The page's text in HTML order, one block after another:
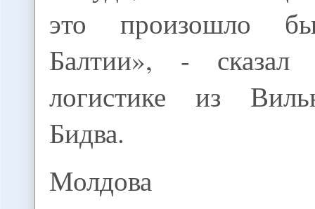
это произошло
Балтии», - сказал
логистике из
Бидва.
Молдова